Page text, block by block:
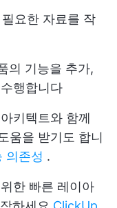
요한 자료를 작
의 기능을 추가,
행합니다
키텍트와 함께
움을 받기도 합니
의존성 .
한 빠른 레이아